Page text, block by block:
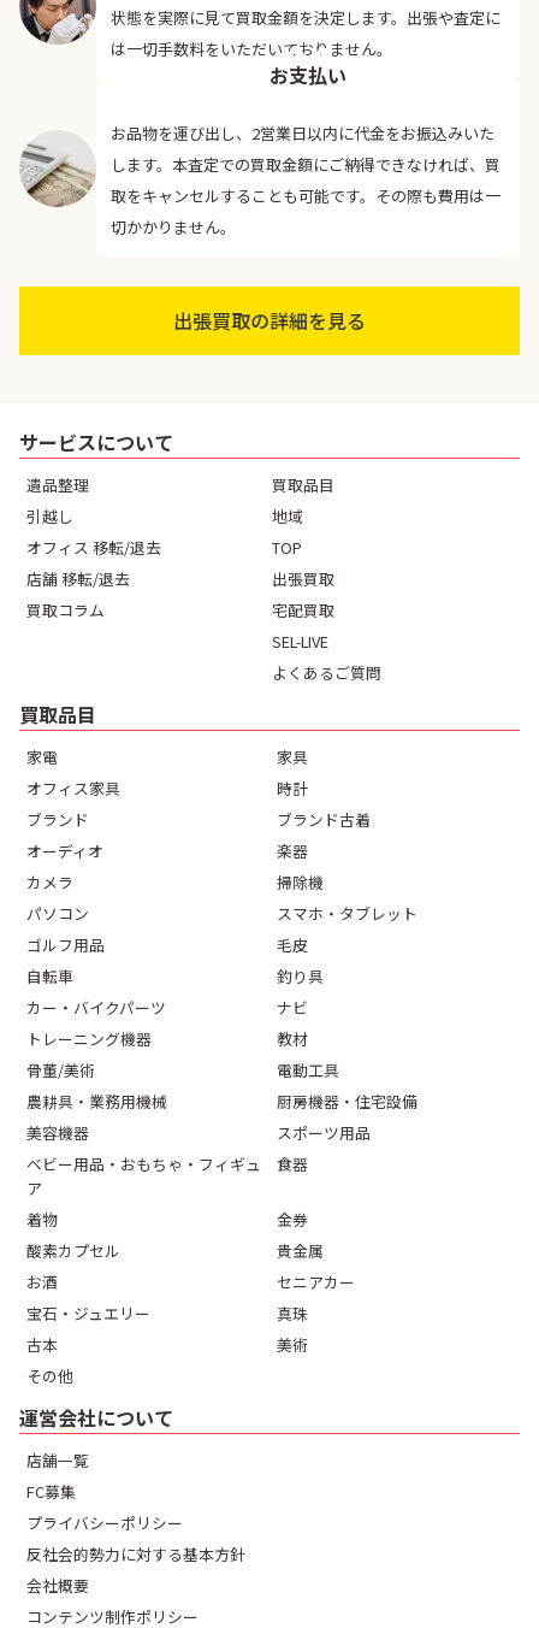
状態を実際に見て買取金額を決定します。出張や査定に
は一切手数料をいただいておりません。
04
お支払い
お品物を運び出し、2営業日以内に代金をお振込みいた
します。本査定での買取金額にご納得できなければ、買
取をキャンセルすることも可能です。その際も費用は一
切かかりません。
出張買取の詳細を見る
サービスについて
遺品整理
引越し
オフィス 移転/退去
店舗 移転/退去
買取コラム
買取品目
地域
TOP
出張買取
宅配買取
SEL-LIVE
よくあるご質問
買取品目
家電
家具
オフィス家具
時計
ブランド
ブランド古着
オーディオ
楽器
カメラ
掃除機
パソコン
スマホ・タブレット
ゴルフ用品
毛皮
自転車
釣り具
カー・バイクパーツ
ナビ
トレーニング機器
教材
骨董/美術
電動工具
農耕具・業務用機械
厨房機器・住宅設備
美容機器
スポーツ用品
ベビー用品・おもちゃ・フィギュ
ア
食器
着物
金券
酸素カプセル
貴金属
お酒
セニアカー
宝石・ジュエリー
真珠
古本
美術
その他
運営会社について
店舗一覧
FC募集
プライバシーポリシー
反社会的勢力に対する基本方針
会社概要
コンテンツ制作ポリシー